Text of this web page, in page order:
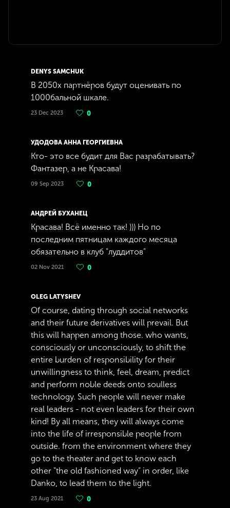
DENYS SAMCHUK
В 2050х партнёров будут оценивать по
1000бальной шкале.
23 Dec 2023 0
УДОДОВА АННА ГЕОРГИЕВНА
Кто- это все будит для Вас разрабатывать?
Фантазер, а не Красава!
09 Sep 2023 0
АНДРЕЙ БУХАНЕЦ
Красава! Всё именно так! ))) Но по
последним пятницам каждого месяца
обязательно в клуб "луддитов"
02 Nov 2021 0
OLEG LATYSHEV
Of course, dating through social networks
and their future derivatives will prevail. But
this will happen among those. who wants,
consciously or unconsciously, to shift the
entire burden of responsibility for their
unwillingness to think, feel, dream, predict
and perform noble deeds onto soulless
technology. Such people will never make
real leaders - not even leaders for their own
kind! By all means, they will always come
into the life of irresponsible people from
outside. from the environment where they
go to the theater and get to know each
other "the old fashioned way" in order, like
Danko, to lead them to the light.
23 Aug 2021 0